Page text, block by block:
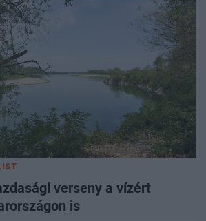
verseny a vízért
is